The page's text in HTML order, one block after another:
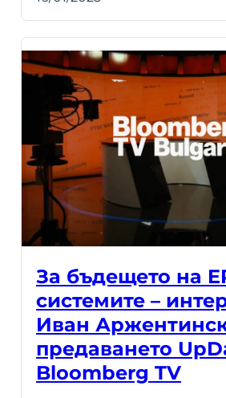
За бъдещето на
системите –
Иван
предаването
Bloomberg TV